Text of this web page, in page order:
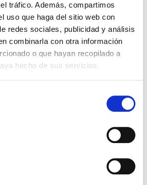
tráfico. Además, compartimos
uso que haga del sitio web con
redes sociales, publicidad y análisis
combinarla con otra información
o que hayan recopilado a
hecho de sus servicios.
© OpenStreetMap